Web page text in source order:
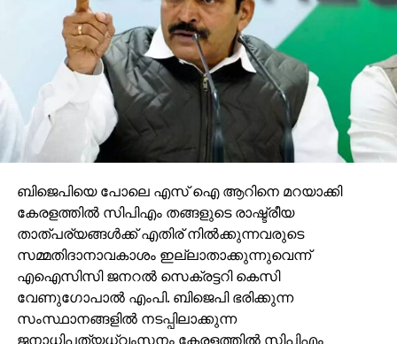
ബിജെപിയെ പോലെ എസ് ഐ ആറിനെ മറയാക്കി
കേരളത്തില്‍ സിപിഎം തങ്ങളുടെ രാഷ്ട്രീയ
താത്പര്യങ്ങള്‍ക്ക് എതിര് നില്‍ക്കുന്നവരുടെ
സമ്മതിദാനാവകാശം ഇല്ലാതാക്കുന്നുവെന്ന്
എഐസിസി ജനറല്‍ സെക്രട്ടറി കെസി
വേണുഗോപാല്‍ എംപി. ബിജെപി ഭരിക്കുന്ന
സംസ്ഥാനങ്ങളില്‍ നടപ്പിലാക്കുന്ന
ജനാധിപത്യധ്വംസനം കേരളത്തില്‍ സിപിഎം